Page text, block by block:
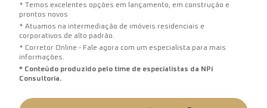
* Temos excelentes opções em lançamento, em construção e
prontos novos
* Atuamos na intermediação de imóveis residenciais e
corporativos de alto padrão.
* Corretor Online - Fale agora com um especialista para mais
informações.
* Conteúdo produzido pelo time de especialistas da NPi
Consultoria.